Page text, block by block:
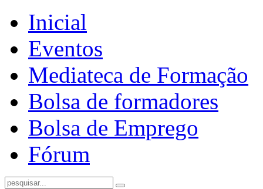
Inicial
Eventos
Mediateca de Formação
Bolsa de formadores
Bolsa de Emprego
Fórum